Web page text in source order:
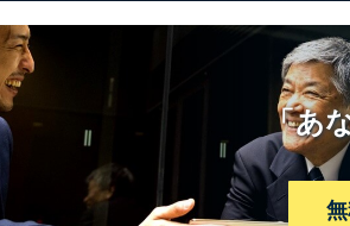
「あ